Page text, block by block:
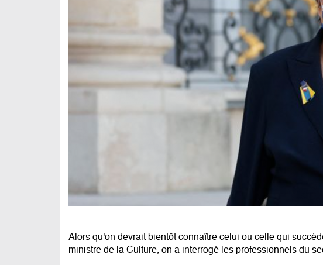
Alors qu'on devrait bientôt connaître celui ou celle qui
ministre de la Culture, on a interrogé les professionnels du